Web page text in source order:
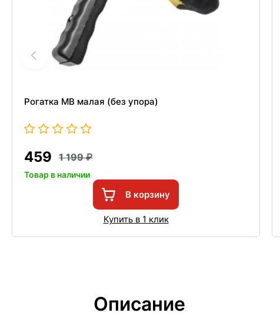
Рогатка МВ малая (без упора)
459 1 199
Товар в наличии
В корзину
Купить в 1 клик
Описание